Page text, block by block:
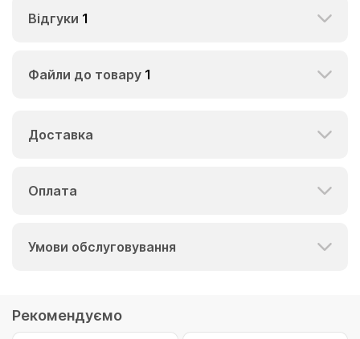
Відгуки 1
Файли до товару 1
Доставка
Оплата
Умови обслуговування
Рекомендуємо